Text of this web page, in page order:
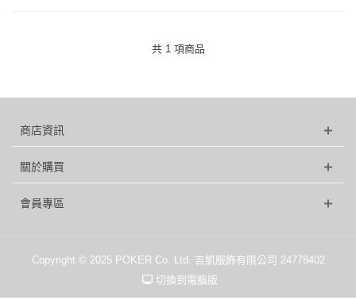
共 1 項商品
商店資訊
關於購買
會員專區
Copyright © 2025 POKER Co. Ltd. 吉凱服飾有限公司 24778402
切換到電腦版